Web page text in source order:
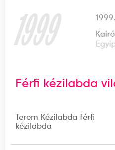
1999
Férfi kézilabda
Terem Kézilabda férfi
kézilabda